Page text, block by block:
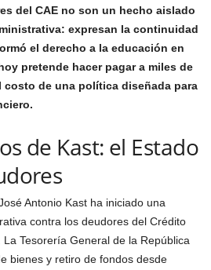
del CAE no son un hecho aislado
expresan la continuidad
el derecho a la educación en
pretende hacer pagar a miles de
costo de una política diseñada para
de Kast: el Estado
Antonio Kast ha iniciado una
contra los deudores del Crédito
Tesorería General de la República
bienes y retiro de fondos desde